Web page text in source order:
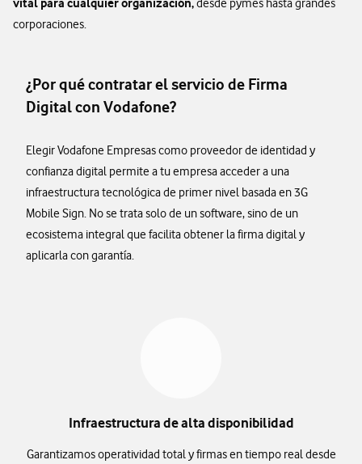
desde pymes hasta grandes
corporaciones.
¿Por qué contratar el servicio de Firma
Digital con Vodafone?
Elegir Vodafone Empresas como proveedor de identidad y
confianza digital permite a tu empresa acceder a una
infraestructura tecnológica de primer nivel basada en 3G
Mobile Sign. No se trata solo de un software, sino de un
ecosistema integral que facilita obtener la firma digital y
aplicarla con garantía.
Infraestructura de alta disponibilidad
Garantizamos operatividad total y firmas en tiempo real desde